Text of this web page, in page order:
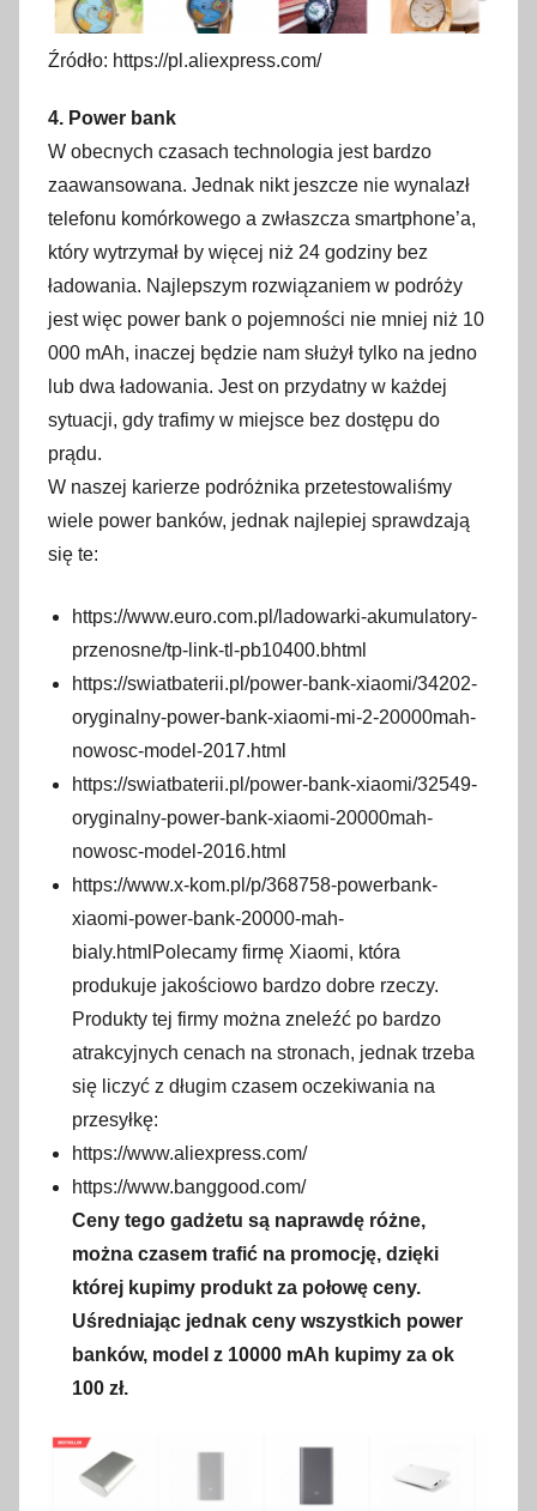
Źródło: https://pl.aliexpress.com/
4. Power bank
W obecnych czasach technologia jest bardzo
zaawansowana. Jednak nikt jeszcze nie wynalazł
telefonu komórkowego a zwłaszcza smartphone’a,
który wytrzymał by więcej niż 24 godziny bez
ładowania. Najlepszym rozwiązaniem w podróży
jest więc power bank o pojemności nie mniej niż 10
000 mAh, inaczej będzie nam służył tylko na jedno
lub dwa ładowania. Jest on przydatny w każdej
sytuacji, gdy trafimy w miejsce bez dostępu do
prądu.
W naszej karierze podróżnika przetestowaliśmy
wiele power banków, jednak najlepiej sprawdzają
się te:
https://www.euro.com.pl/ladowarki-akumulatory-
przenosne/tp-link-tl-pb10400.bhtml
https://swiatbaterii.pl/power-bank-xiaomi/34202-
oryginalny-power-bank-xiaomi-mi-2-20000mah-
nowosc-model-2017.html
https://swiatbaterii.pl/power-bank-xiaomi/32549-
oryginalny-power-bank-xiaomi-20000mah-
nowosc-model-2016.html
https://www.x-kom.pl/p/368758-powerbank-
xiaomi-power-bank-20000-mah-
bialy.htmlPolecamy firmę Xiaomi, która
produkuje jakościowo bardzo dobre rzeczy.
Produkty tej firmy można zneleźć po bardzo
atrakcyjnych cenach na stronach, jednak trzeba
się liczyć z długim czasem oczekiwania na
przesyłkę:
https://www.aliexpress.com/
https://www.banggood.com/
Ceny tego gadżetu są naprawdę różne,
można czasem trafić na promocję, dzięki
której kupimy produkt za połowę ceny.
Uśredniając jednak ceny wszystkich power
banków, model z 10000 mAh kupimy za ok
100 zł.